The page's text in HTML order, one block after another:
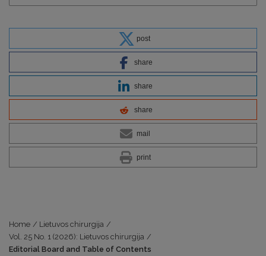
post
share
share
share
mail
print
Home / Lietuvos chirurgija /
Vol. 25 No. 1 (2026): Lietuvos chirurgija /
Editorial Board and Table of Contents